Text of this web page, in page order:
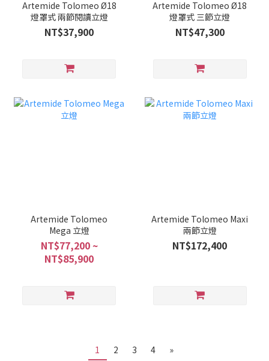
Artemide Tolomeo Ø18
燈罩式 兩節閱讀立燈
NT$37,900
Artemide Tolomeo Ø18
燈罩式 三節立燈
NT$47,300
Artemide Tolomeo
Mega 立燈
NT$77,200 ~
NT$85,900
Artemide Tolomeo Maxi
兩節立燈
NT$172,400
1 2 3 4 »